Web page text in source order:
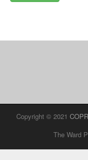
Copyright © 2021
The Ward